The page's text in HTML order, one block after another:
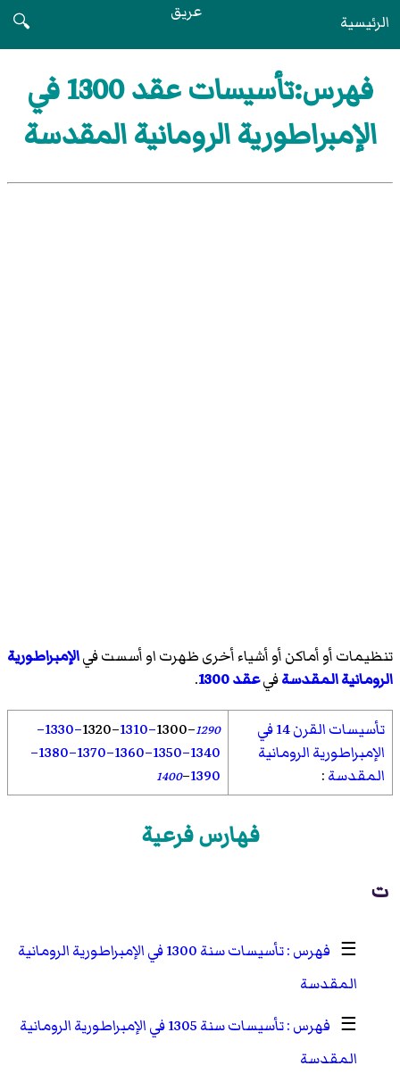
الرئيسية عريق
🔍
فهرس:تأسيسات عقد 1300 في
الإمبراطورية الرومانية المقدسة
تنظيمات أو أماكن أو أشياء أخرى ظهرت او أسست فيالإمبراطورية
الرومانية المقدسةفيعقد 1300 .
تأسيسات القرن 14 في
الإمبراطورية الرومانية
المقدسة:
1290
–
1300
–1310
–1320
–1330
–
1340
–1350
–1360
–1370
–1380
–
1390
–
1400
فهارس فرعية
ت
☰
تأسيسات سنة 1300 في الإمبراطورية الرومانية
المقدسة
☰
تأسيسات سنة 1305 في الإمبراطورية الرومانية
المقدسة